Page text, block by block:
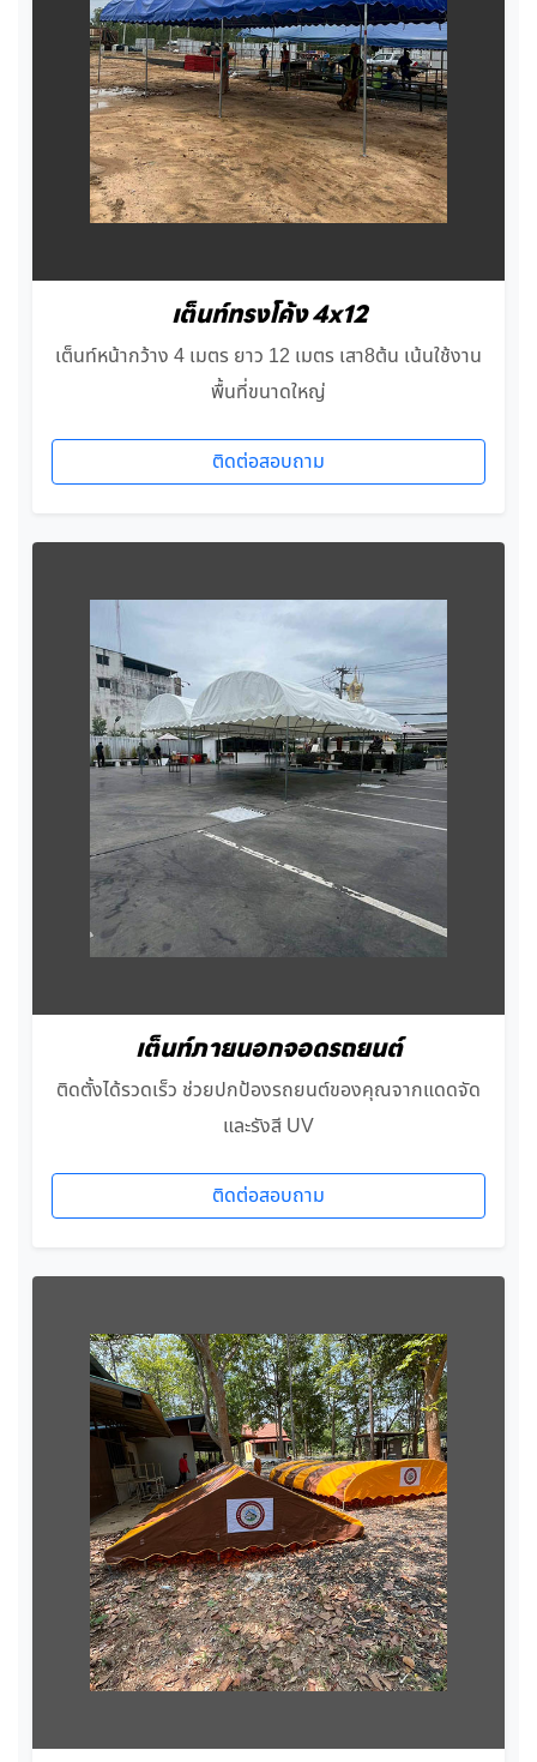
เต็นท์ทรงโค้ง 4x12
เต็นท์หน้ากว้าง 4 เมตร ยาว 12 เมตร เสา8ต้น เน้นใช้งาน
พื้นที่ขนาดใหญ่
ติดต่อสอบถาม
เต็นท์ภายนอกจอดรถยนต์
ติดตั้งได้รวดเร็ว ช่วยปกป้องรถยนต์ของคุณจากแดดจัด
และรังสี UV
ติดต่อสอบถาม